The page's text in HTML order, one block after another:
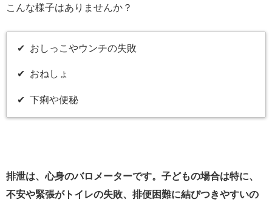
こんな様子はありませんか？
✔︎ おしっこやウンチの失敗
✔︎ おねしょ
✔︎ 下痢や便秘
排泄は、心身のバロメーターです。子どもの場合は特に、
不安や緊張がトイレの失敗、排便困難に結びつきやすいの